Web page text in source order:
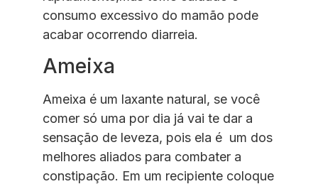
consumo excessivo do mamão pode
acabar ocorrendo diarreia.
Ameixa
Ameixa é um laxante natural, se você
comer só uma por dia já vai te dar a
sensação de leveza, pois ela é um dos
melhores aliados para combater a
constipação. Em um recipiente coloque